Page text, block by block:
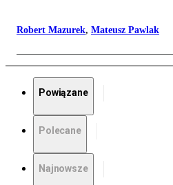
Robert Mazurek, Mateusz Pawlak
Powiązane
Polecane
Najnowsze